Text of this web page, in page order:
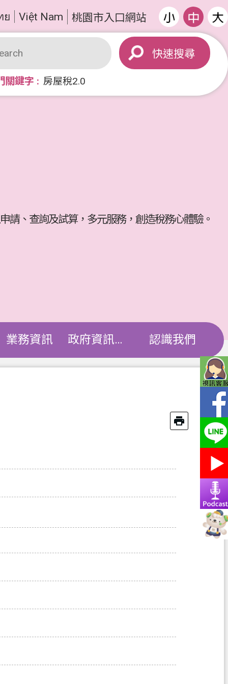
ย Việt Nam 桃園市入口網站
搜尋
關鍵字 房屋稅2.0
請、查詢及試算，多元服務，創造稅務心體驗。
業務資訊 政府資訊公開 認識我們